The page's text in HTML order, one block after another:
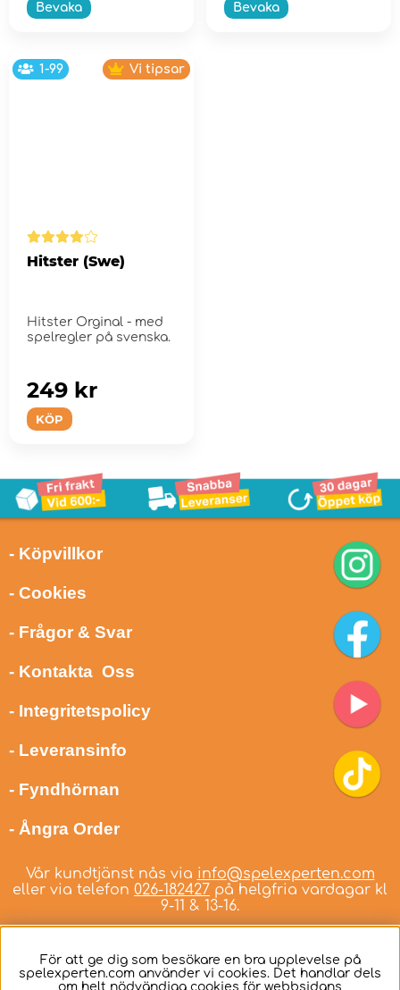
Bevaka Bevaka
1-99 Vi tipsar
Hitster (Swe)
Hitster Orginal - med
spelregler på svenska.
KÖP
249 kr
- Köpvillkor
- Cookies
- Frågor & Svar
- Kontakta Oss
- Integritetspolicy
- Leveransinfo
- Fyndhörnan
- Ångra Order
Vår kundtjänst nås via info@spelexperten.com
eller via telefon 026-182427 på helgfria vardagar kl
9-11 & 13-16.
För att ge dig som besökare en bra upplevelse på
spelexperten.com använder vi cookies. Det handlar dels
om helt nödvändiga cookies för webbsidans